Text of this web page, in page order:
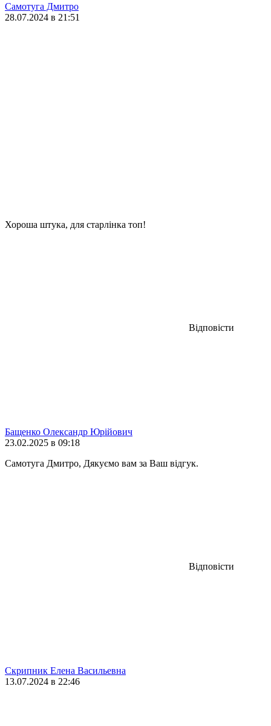
Самотуга Дмитро
28.07.2024 в 21:51
Хороша штука, для старлінка топ!
Відповісти
Бащенко Олександр Юрійович
23.02.2025 в 09:18
Самотуга Дмитро, Дякуємо вам за Ваш відгук.
Відповісти
Скрипник Елена Васильевна
13.07.2024 в 22:46